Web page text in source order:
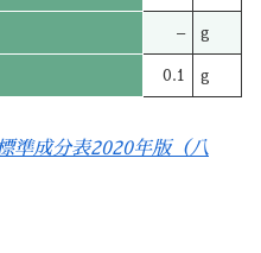
– g
0.1 g
準成分表2020年版（八